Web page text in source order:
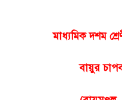
মাধ্যমিক দশম
বায়ুর